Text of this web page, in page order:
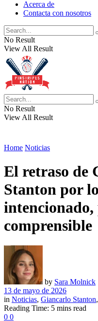
Acerca de
Contacta con nosotros
No Result
View All Result
No Result
View All Result
Home Noticias
El retraso de
Stanton por
intencionado,
comprensible
by Sara Molnick
13 de mayo de 2026
in Noticias, Giancarlo Stanton,
Reading Time: 5 mins read
0 0